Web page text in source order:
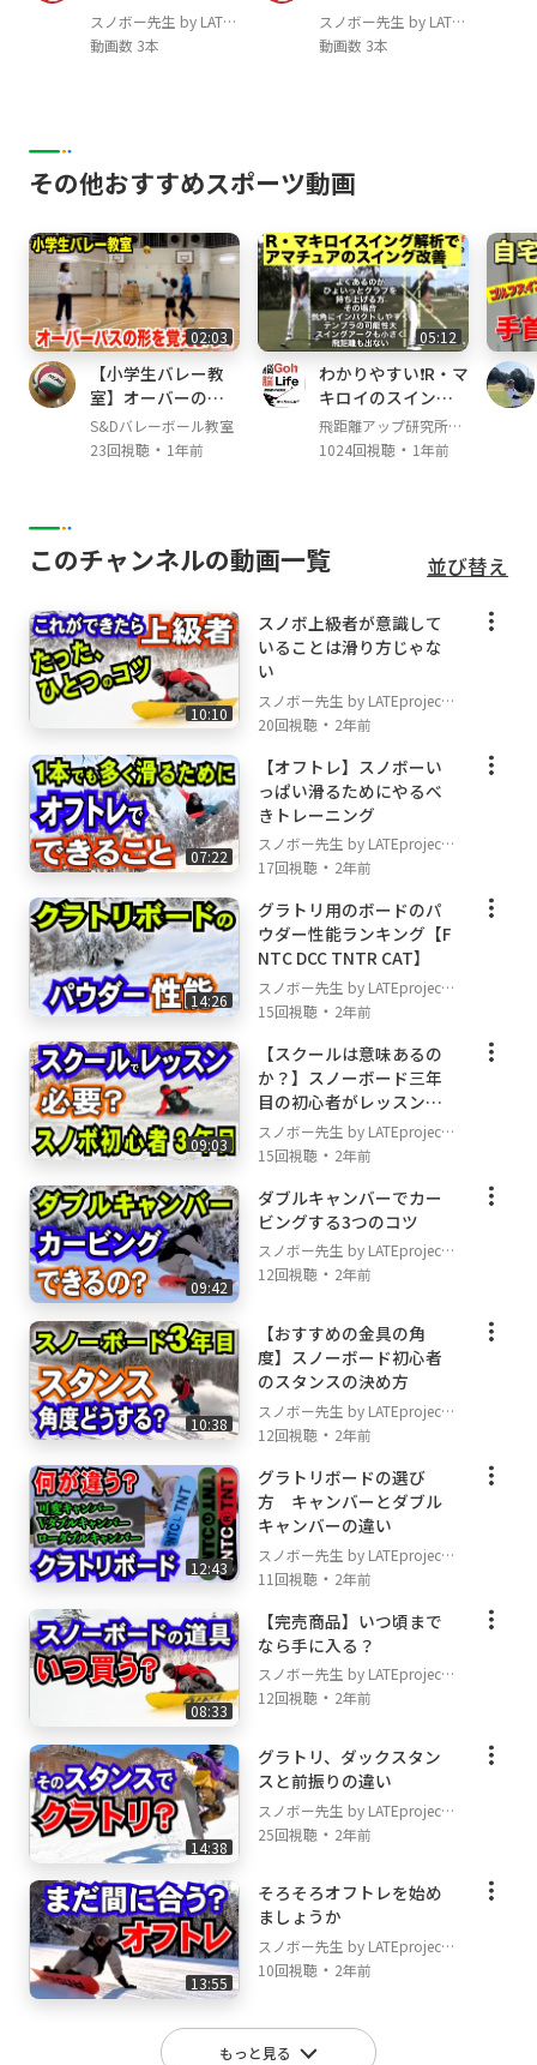
室井洋平
岸波秀樹
伊藤崇征
吉田 哲也
◆レイトプロジェクト協賛メーカー
FNTC
NORTHWAVE
DRAKE
FANATIC
GRAY
YONEX
DICE
SWANS
DOT9 The Plaything Toy Shops!
OC STYLE
Mountain LIFE wax
FLUX
TaoTech
黒田興業
株式会社CLEANHIT
有限会社北海道ウォール
the switchback TATESHiNA
レストラン太郎
JAPANPAINT株式会社
SBOS
#スノーボードは人と人とを繋ぐ笑顔の架け橋
#スノーボード人口を増やしたい
#スノーボードを通して笑顔の輪を広げていく
活動
#スノボー
#グラトリ
#スノーボード
#ダックスタンスカービング
#カービング
#カービングターン
#北海道
#オフトレ
ト編
スノボー先生 by LATE
project
動画数 3本
スノボー先生 by LATE
project
動画数 3本
その他おすすめスポーツ動画
02:03
【小学生バレー教
室】オーバーの形
を覚えよう！【バ
レーボール】
S&Dバレーボール教室
23回視聴・ 1年前
05:12
わかりやすい❗️R・マ
キロイのスイング
解析でアマチュア
のスイング改善‼️
飛距離アップ研究所か
っちゃんねる
1024回視聴・ 1年前
このチャンネルの動画一覧 並び替え
10:10
スノボ上級者が意識して
いることは滑り方じゃな
い
スノボー先生 by LATEproject
20回視聴 ・ 2年前
07:22
【オフトレ】スノボーい
っぱい滑るためにやるべ
きトレーニング
スノボー先生 by LATEproject
17回視聴 ・ 2年前
14:26
グラトリ用のボードのパ
ウダー性能ランキング【F
NTC DCC TNTR CAT】
スノボー先生 by LATEproject
15回視聴 ・ 2年前
09:03
【スクールは意味あるの
か？】スノーボード三年
目の初心者がレッスンを
受けて上達できるのか考
えてみました
スノボー先生 by LATEproject
15回視聴 ・ 2年前
09:42
ダブルキャンバーでカー
ビングする3つのコツ
スノボー先生 by LATEproject
12回視聴 ・ 2年前
10:38
【おすすめの金具の角
度】スノーボード初心者
のスタンスの決め方
スノボー先生 by LATEproject
12回視聴 ・ 2年前
12:43
グラトリボードの選び
方 キャンバーとダブル
キャンバーの違い
スノボー先生 by LATEproject
11回視聴 ・ 2年前
08:33
【完売商品】いつ頃まで
なら手に入る？
スノボー先生 by LATEproject
12回視聴 ・ 2年前
14:38
グラトリ、ダックスタン
スと前振りの違い
スノボー先生 by LATEproject
25回視聴 ・ 2年前
13:55
そろそろオフトレを始め
ましょうか
スノボー先生 by LATEproject
10回視聴 ・ 2年前
もっと見る